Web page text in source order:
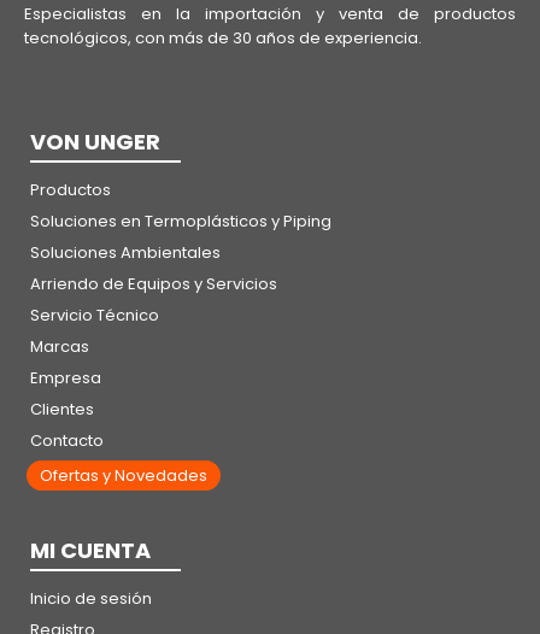
Especialistas en la importación y venta de productos
tecnológicos, con más de 30 años de experiencia.
VON UNGER
Productos
Soluciones en Termoplásticos y Piping
Soluciones Ambientales
Arriendo de Equipos y Servicios
Servicio Técnico
Marcas
Empresa
Clientes
Contacto
Ofertas y Novedades
MI CUENTA
Inicio de sesión